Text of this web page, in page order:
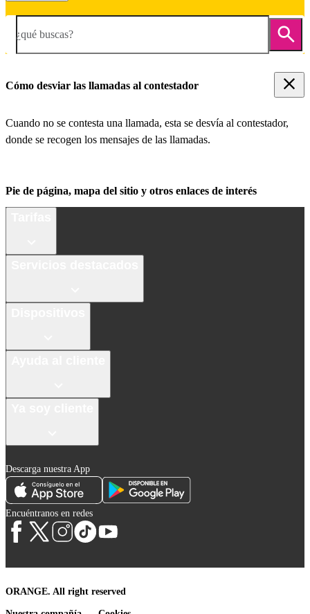
¿qué buscas?
Cómo desviar las llamadas al contestador
Cuando no se contesta una llamada, esta se desvía al contestador,
donde se recogen los mensajes de las llamadas.
Pie de página, mapa del sitio y otros enlaces de interés
Descarga nuestra App
Encuéntranos en redes
ORANGE. All right reserved